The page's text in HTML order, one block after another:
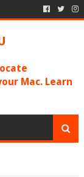
Mac. Learn